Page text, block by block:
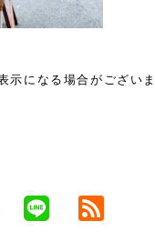
になる場合がござい